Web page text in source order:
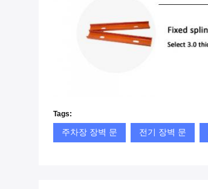
Tags:
주차장 장벽 문 전기 장벽 문